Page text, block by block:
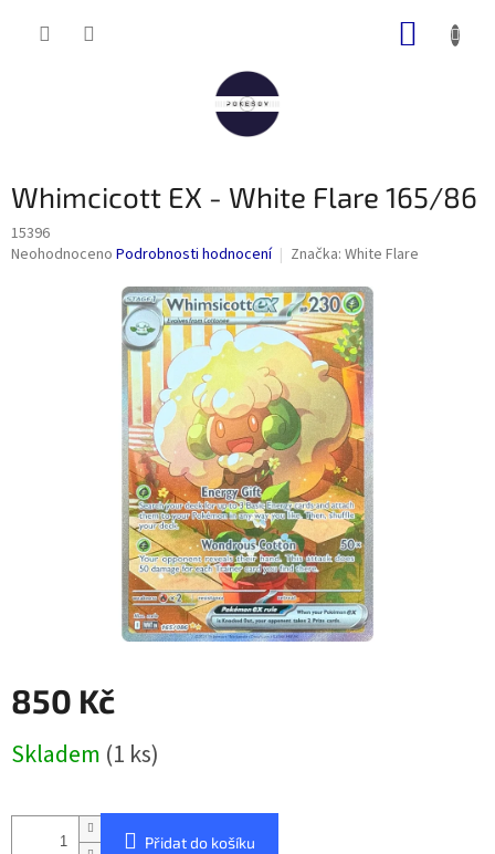
Whimcicott EX - White Flare 165/86
15396
Průměrné
Neohodnoceno Podrobnosti hodnocení Značka: White Flare
850 Kč
cena:
Skladem (1 ks)
Přidat do košíku